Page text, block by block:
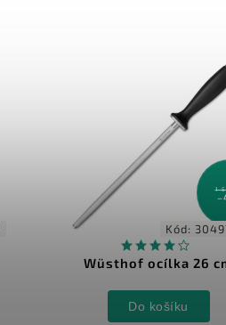
1
Kód:
Wüsthof ocílka 26
Do košíku